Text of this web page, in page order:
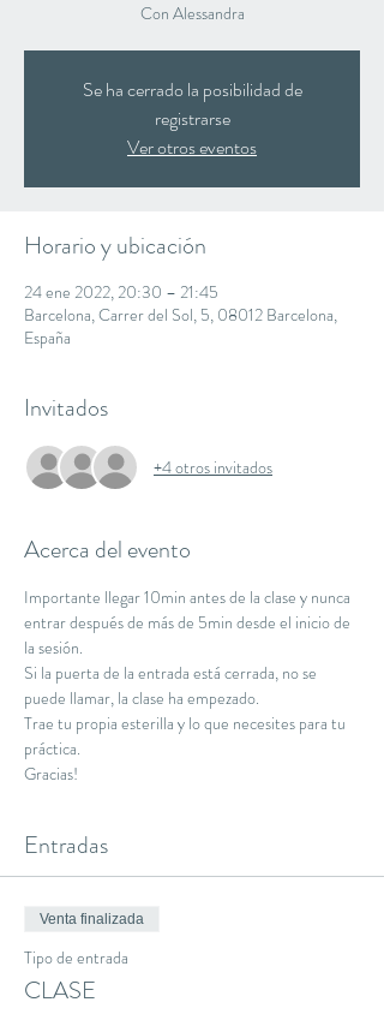
Con Alessandra
Se ha cerrado la posibilidad de
registrarse
Ver otros eventos
Horario y ubicación
24 ene 2022, 20:30 – 21:45
Barcelona, Carrer del Sol, 5, 08012 Barcelona,
España
Invitados
+4 otros invitados
Acerca del evento
Importante llegar 10min antes de la clase y nunca
entrar después de más de 5min desde el inicio de
la sesión.
Si la puerta de la entrada está cerrada, no se
puede llamar, la clase ha empezado.
Trae tu propia esterilla y lo que necesites para tu
práctica.
Gracias!
Entradas
Venta finalizada
Tipo de entrada
CLASE